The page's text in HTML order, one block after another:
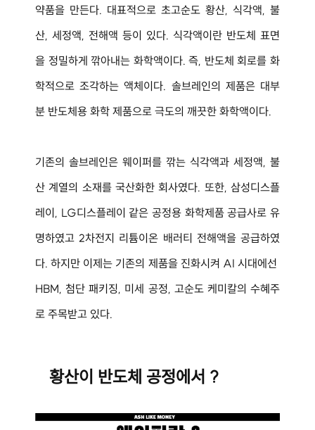
약품을 만든다. 대표적으로 초고순도 황산, 식각액, 불
산, 세정액, 전해액 등이 있다. 식각액이란 반도체 표면
을 정밀하게 깎아내는 화학액이다. 즉, 반도체 회로를 화
학적으로 조각하는 액체이다. 솔브레인의 제품은 대부
분 반도체용 화학 제품으로 극도의 깨끗한 화학액이다.
기존의 솔브레인은 웨이퍼를 깎는 식각액과 세정액, 불
산 계열의 소재를 국산화한 회사였다. 또한, 삼성디스플
레이, LG디스플레이 같은 공정용 화학제품 공급사로 유
명하였고 2차전지 리튬이온 배러티 전해액을 공급하였
다. 하지만 이제는 기존의 제품을 진화시켜 AI 시대에선
HBM, 첨단 패키징, 미세 공정, 고순도 케미칼의 수혜주
로 주목받고 있다.
황산이 반도체 공정에서 ?